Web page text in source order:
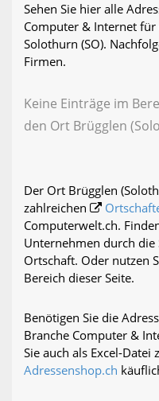
Sehen Sie hier alle
Computer & Internet
Solothurn (SO).
Firmen.
Keine Einträge im
den Ort Brügglen
Der Ort Brügglen
zahlreichen
Computerwelt.ch.
Unternehmen durch die
Ortschaft. Oder nutzen
Bereich dieser Seite.
Benötigen Sie die
Branche Computer &
Sie auch als Excel-
Adressenshop.ch